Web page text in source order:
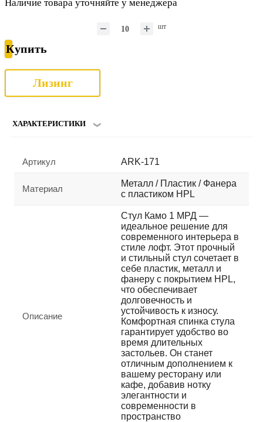
Наличие товара уточняйте у менеджера
шт
Купить
Лизинг
ХАРАКТЕРИСТИКИ
Артикул ARK-171
Материал
Металл / Пластик / Фанера
с пластиком HPL
Описание
Стул Камо 1 МРД —
идеальное решение для
современного интерьера в
стиле лофт. Этот прочный
и стильный стул сочетает в
себе пластик, металл и
фанеру с покрытием HPL,
что обеспечивает
долговечность и
устойчивость к износу.
Комфортная спинка стула
гарантирует удобство во
время длительных
застольев. Он станет
отличным дополнением к
вашему ресторану или
кафе, добавив нотку
элегантности и
современности в
пространство